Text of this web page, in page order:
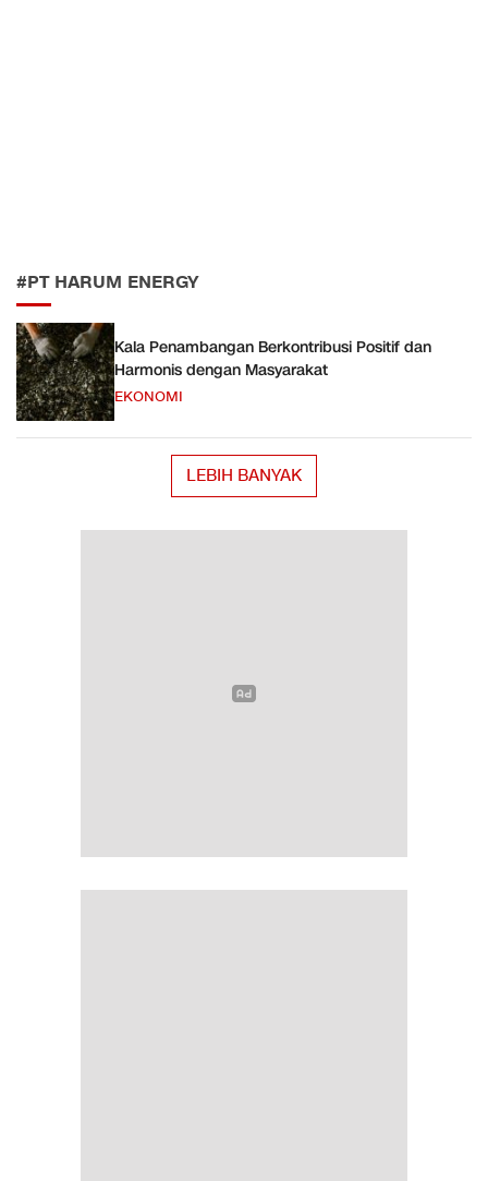
#PT HARUM ENERGY
Kala Penambangan Berkontribusi Positif dan
Harmonis dengan Masyarakat
EKONOMI
LEBIH BANYAK